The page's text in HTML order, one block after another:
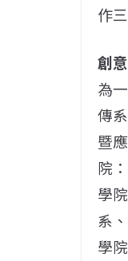
作
創
為
傳
暨
院
學
系
學